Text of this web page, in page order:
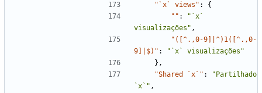
"`x` views" :
{
"" :
"`x`
visualizações" ,
"([^.,0-9]|^)1([^.,0-
9]|$)" :
"`x` visualizações"
} ,
"Shared `x`" :
"Partilhado
`x`" ,